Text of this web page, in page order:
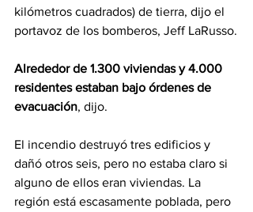
kilómetros cuadrados) de tierra, dijo el
portavoz de los bomberos, Jeff LaRusso.
Alrededor de 1.300 viviendas y 4.000
residentes estaban bajo órdenes de
evacuación, dijo.
El incendio destruyó tres edificios y
dañó otros seis, pero no estaba claro si
alguno de ellos eran viviendas. La
región está escasamente poblada, pero